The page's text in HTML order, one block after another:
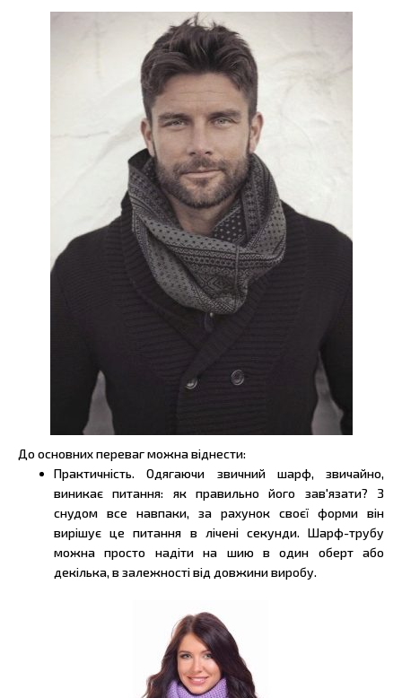
До основних переваг можна віднести:
Практичність. Одягаючи звичний шарф, звичайно,
виникає питання: як правильно його зав'язати? З
снудом все навпаки, за рахунок своєї форми він
вирішує це питання в лічені секунди. Шарф-трубу
можна просто надіти на шию в один оберт або
декілька, в залежності від довжини виробу.